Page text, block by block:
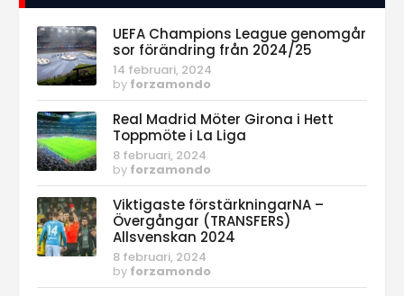
UEFA Champions League genomgår
sor förändring från 2024/25
14 februari, 2024
by forzamondo
Real Madrid Möter Girona i Hett
Toppmöte i La Liga
8 februari, 2024
by forzamondo
Viktigaste förstärkningarNA –
Övergångar (TRANSFERS)
Allsvenskan 2024
8 februari, 2024
by forzamondo